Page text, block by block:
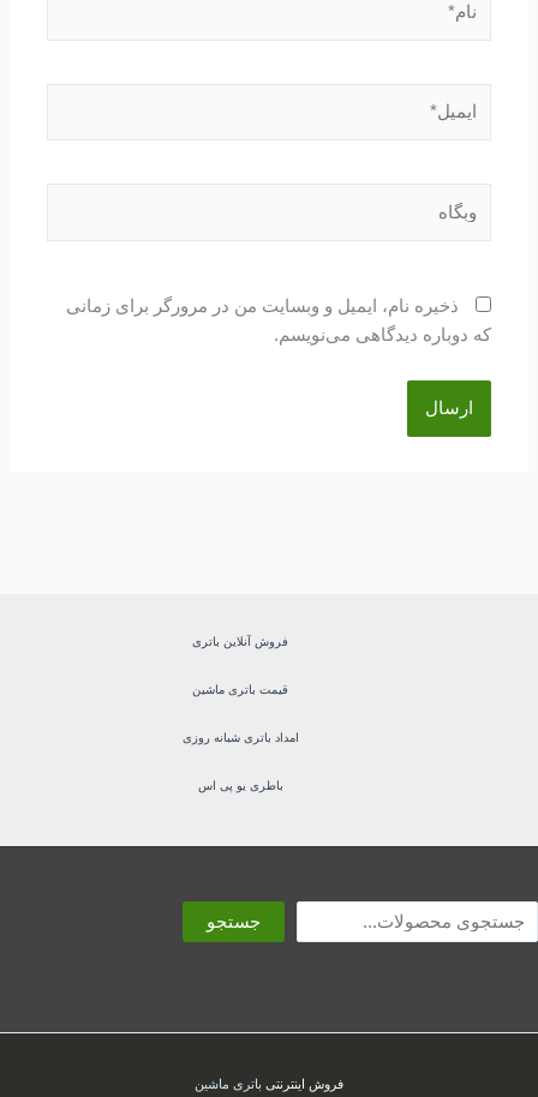
ذخیره نام، ایمیل و وبسایت من در مرورگر برای زمانی
که دوباره دیدگاهی می‌نویسم.
فروش آنلاین باتری
قیمت باتری ماشین
امداد باتری شبانه روزی
باطری یو پی اس
جستجو
فروش اینترنتی باتری ماشین